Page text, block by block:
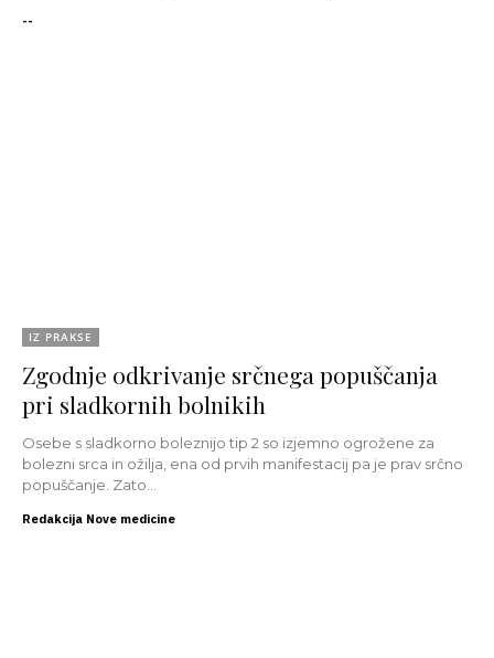
--
IZ PRAKSE
Zgodnje odkrivanje srčnega popuščanja
pri sladkornih bolnikih
Osebe s sladkorno boleznijo tip 2 so izjemno ogrožene za
bolezni srca in ožilja, ena od prvih manifestacij pa je prav srčno
popuščanje. Zato...
Redakcija Nove medicine